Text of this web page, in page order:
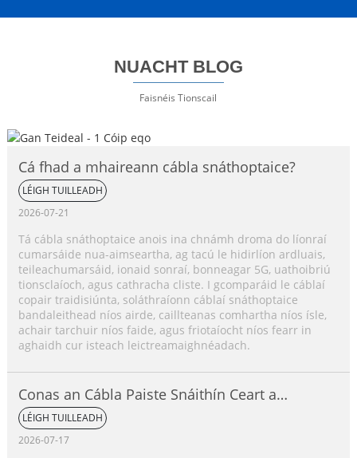
NUACHT BLOG
Faisnéis Tionscail
Cá fhad a mhaireann cábla snáthoptaice?
LÉIGH TUILLEADH
2026-07-21
Tá cábla snáthoptaice anois ina chnámh droma do líonraí
cumarsáide nua-aimseartha, ag tacú le hidirlíon ardluais,
teileachumarsáid, ionaid sonraí, bonneagar 5G, uathoibriú
tionsclaíoch, agus cathracha cliste. I gcomparáid le cáblaí
copair traidisiúnta, soláthraíonn cáblaí snáthoptaice
bandaleithead níos airde, caillteanas comhartha níos ísle,
achair tarchuir níos faide, agus friotaíocht níos fearr in
aghaidh cur isteach leictreamaighnéadach.
Conas an Cábla Paiste Snáithín Ceart a
Roghnú?
LÉIGH TUILLEADH
2026-07-17